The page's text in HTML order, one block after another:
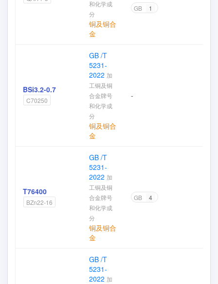
和化学成
分
铜及铜合
金
GB 1
BSi3.2-0.7
C70250
GB /T
5231-
2022 加
工铜及铜
合金牌号
和化学成
分
铜及铜合
金
-
T76400
BZn22-16
GB /T
5231-
2022 加
工铜及铜
合金牌号
和化学成
分
铜及铜合
金
GB 4
GB /T
5231-
2022 加